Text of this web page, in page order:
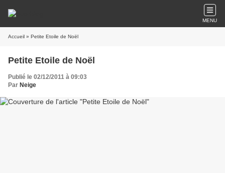
MENU
Accueil » Petite Etoile de Noël
Petite Etoile de Noël
Publié le 02/12/2011 à 09:03
Par Neige